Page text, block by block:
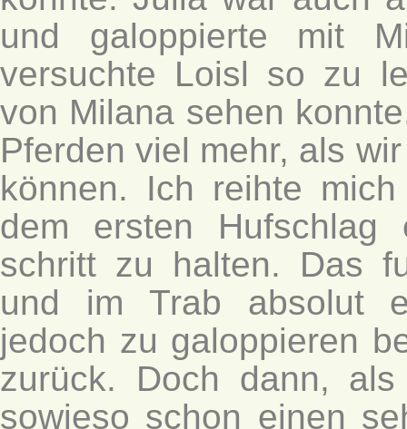
und galoppierte mit
versuchte Loisl so zu
von Milana sehen
Pferden viel mehr, als
können. Ich reihte
dem ersten
schritt zu halten. Das
und im Trab absolut
jedoch zu galoppieren
zurück. Doch dann,
sowieso schon einen